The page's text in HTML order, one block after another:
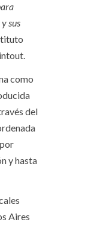
sus
como
del
y hasta
Aires